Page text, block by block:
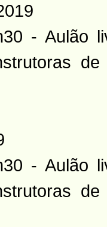
- Aulão
- Aulão